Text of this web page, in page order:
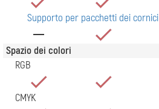
Supporto per pacchetti dei cornici
Spazio dei colori
RGB
CMYK